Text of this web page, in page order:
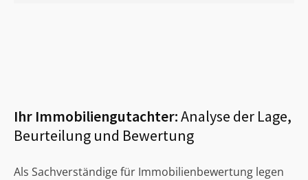
Ihr Immobiliengutachter:Analyse der Lage,
Beurteilung und Bewertung
Als Sachverständige für Immobilienbewertung legen